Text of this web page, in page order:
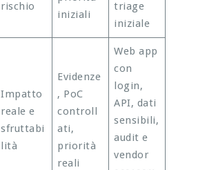
rischio
iniziali
triage
iniziale
Impatto
reale e
sfruttabi
lità
Evidenze
, PoC
controll
ati,
priorità
reali
Web app
con
login,
API, dati
sensibili,
audit e
vendor